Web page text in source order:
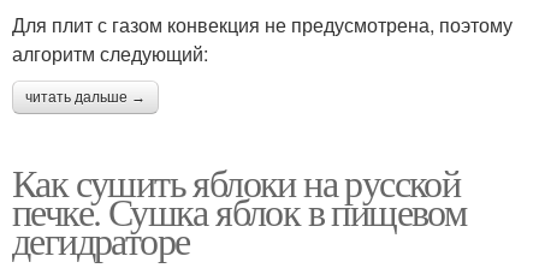
Для плит с газом конвекция не предусмотрена, поэтому
алгоритм следующий:
читать дальше →
Как сушить яблоки на русской
печке. Сушка яблок в пищевом
дегидраторе